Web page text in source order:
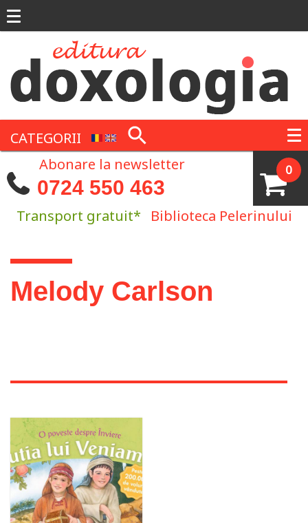
CATEGORII
0
Abonare la newsletter
0724 550 463
Transport gratuit* Biblioteca Pelerinului
Eşti aici
Melody Carlson